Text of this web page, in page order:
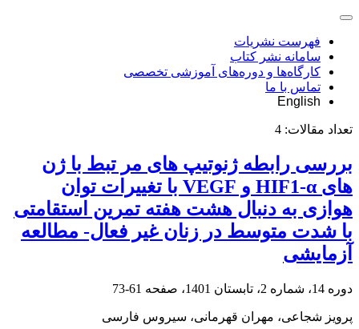
فهرست نشریات
سامانه نشر کتاب
کارگاه‌ها و دوره‌های آموزشی تخصصی
تماس با ما
English
تعداد مقالات: 4
بررسی رابطه ژنوتیپ های مر تبط با ژن
های HIF1-α و VEGF با تغییرات توان
هوازی به دنبال هشت هفته تمرین استقامتی
با شدت متوسط در زنان غیر فعال- مطالعه
آزمایشی
دوره 14، شماره 2، تابستان 1401، صفحه 61-73
پرویز شجاعی، مهران قهرمانی، سیروس فارسی